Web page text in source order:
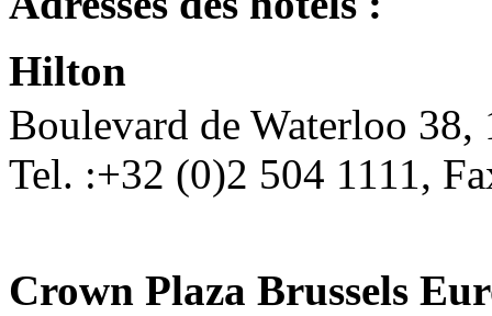
Hilton
Boulevard de Waterloo
Tel. :+32 (0)2 504 1111,
Crown Plaza Brussels